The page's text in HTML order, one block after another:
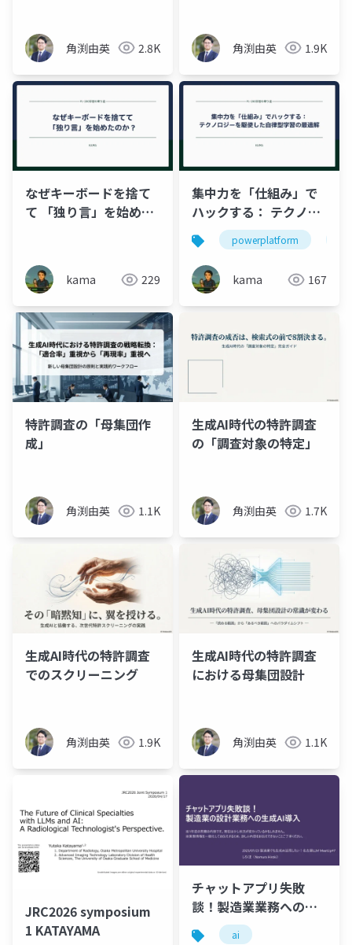
角渕由英 2.8K 角渕由英 1.9K
なぜキーボードを捨て
て 「独り言」を始めた
kama 229
集中力を「仕組み」で
ハックする： テクノロ
ジーを駆使した自律型
学習の最適解
powerplatform
kama 167
特許調査の「母集団作
成」
角渕由英 1.1K
生成AI時代の特許調査
の「調査対象の特定」
角渕由英 1.7K
生成AI時代の特許調査
でのスクリーニング
角渕由英 1.9K
生成AI時代の特許調査
における母集団設計
角渕由英 1.1K
JRC2026 symposium
1 KATAYAMA
チャットアプリ失敗
談！製造業業務への生
成AI導入
ai